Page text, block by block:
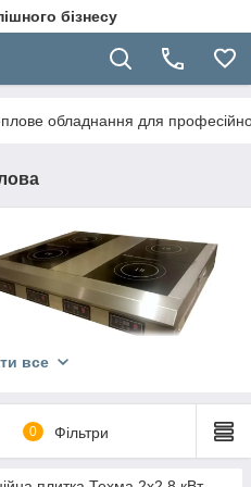
бізнесу
обладнання для
харчування.
від індукованих
ряд переваг, а саме:
90%, що неймовірно
та газовими
все
0 Фільтри